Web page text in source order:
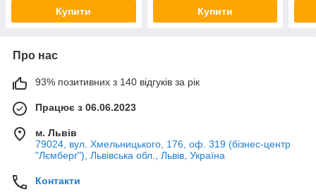
Купити Купити
Про нас
93% позитивних з 140 відгуків за рік
Працює з 06.06.2023
м. Львів
79024, вул. Хмельницького, 176, оф. 319 (бізнес-центр
"Лємберг"), Львівська обл., Львів, Україна
Контакти